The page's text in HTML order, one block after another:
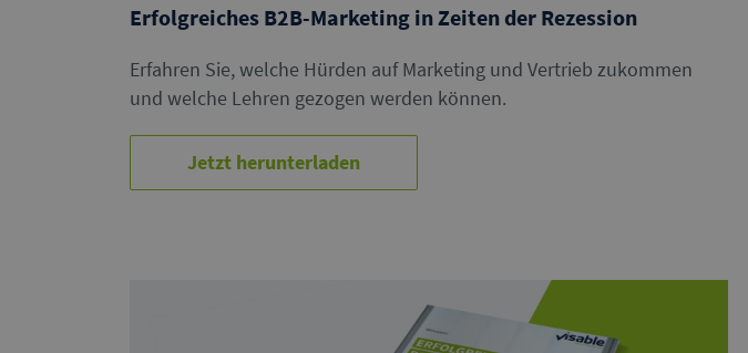
Erfolgreiches B2B-Marketing in Zeiten der Rezession
Erfahren Sie, welche Hürden auf Marketing und Vertrieb zukommen
und welche Lehren gezogen werden können.
Jetzt herunterladen